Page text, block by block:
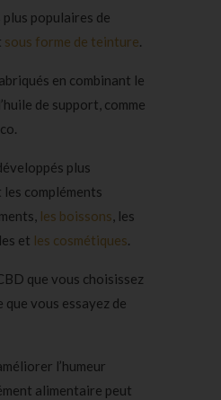
plus populaires de
sous forme de teinture.
en combinant le
de support, comme
plus
compléments
les boissons, les
et les cosmétiques.
que vous choisissez
que vous essayez de
l’humeur
alimentaire peut